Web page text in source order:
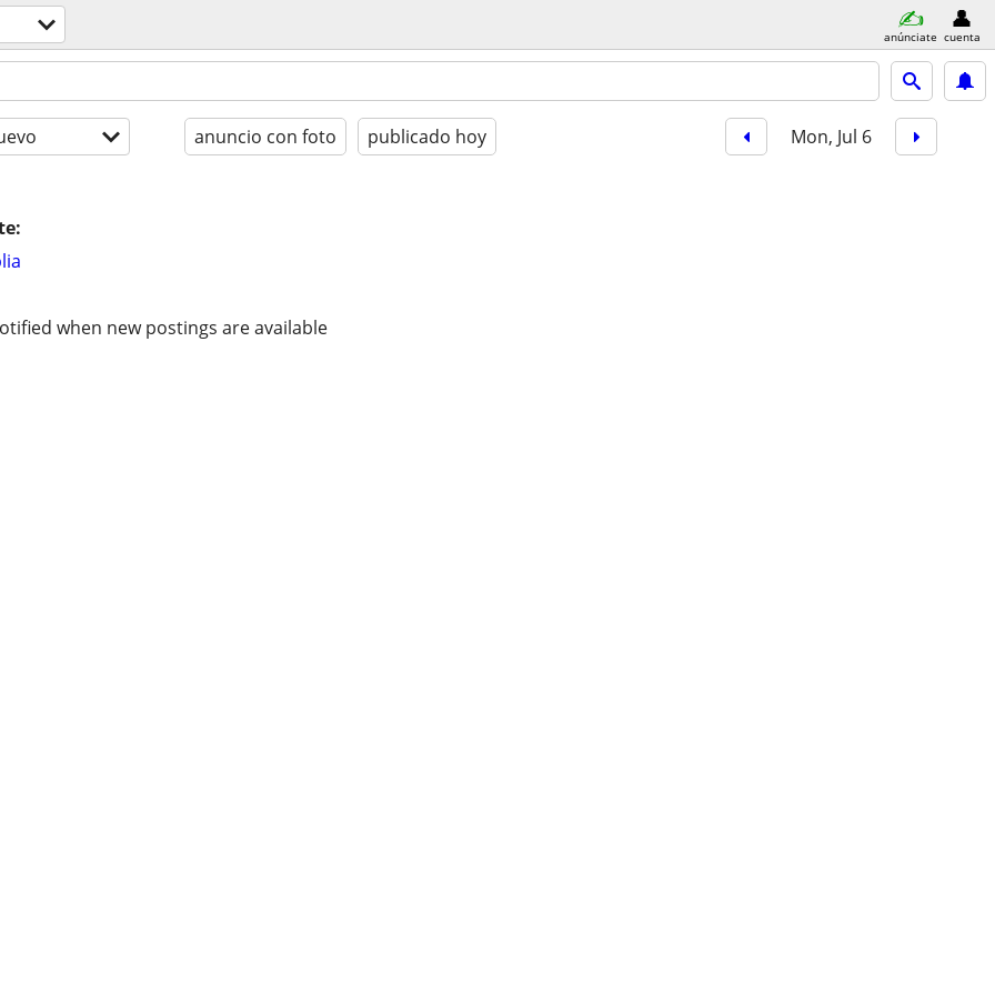
anúnciate cuenta
anuncio con foto publicado hoy Mon, Jul 6
when new postings are available